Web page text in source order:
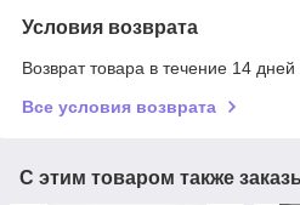
Условия возврата
Возврат товара в течение 14
Все условия возврата
С этим товаром также